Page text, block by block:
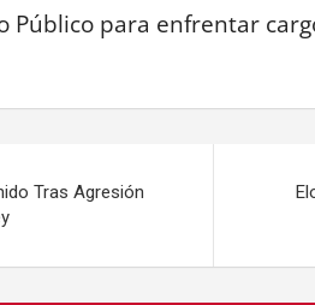
Público para enfrentar
Tras Agresión